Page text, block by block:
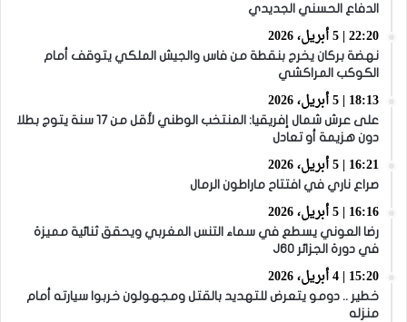
الدفاع الحسني الجديدي
22:20 | 5 أبريل، 2026
نهضة بركان يخرج بنقطة من فاس والجيش الملكي يتوقف أمام
الكوكب المراكشي
18:13 | 5 أبريل، 2026
على عرش شمال إفريقيا: المنتخب الوطني لأقل من 17 سنة يتوج بطلا
دون هزيمة أو تعادل
16:21 | 5 أبريل، 2026
صراع ناري في افتتاح ماراطون الرمال
16:16 | 5 أبريل، 2026
رضا العوني يسطع في سماء التنس المغربي ويحقق ثنائية مميزة
في دورة الجزائر J60
15:20 | 4 أبريل، 2026
خطير .. دومو يتعرض للتهديد بالقتل ومجهولون خربوا سيارته أمام
منزله